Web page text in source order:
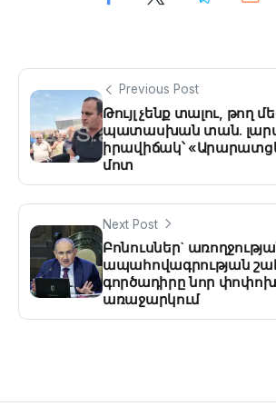
Previous Post
Թույլ չենք տալու, թող
պատասխան տան.
իրավիճակ՝
մոտ
Next Post
Բոնուսներ`
ապահովագրության
գործադիրը նոր
առաջարկում